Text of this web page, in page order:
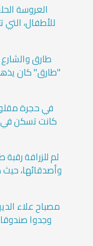
العروسة
للأطفال،
طارق
"طارق" كان
في حجرة
كانت تسكن في
لم للزرافة
وأصدقائها،
مصباح علاء
وجدوا